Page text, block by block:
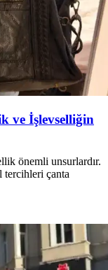
ve İşlevselliğin
önemli unsurlardır.
tercihleri çanta